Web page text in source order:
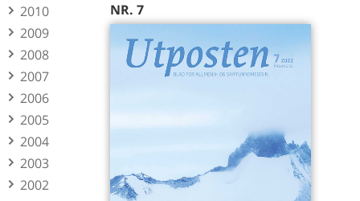
2010
2009
2008
2007
2006
2005
2004
2003
2002
NR. 7